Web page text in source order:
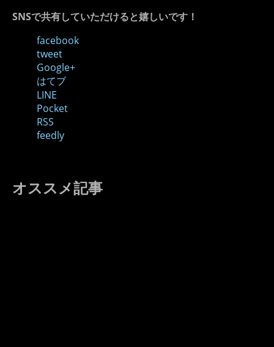
SNSで共有していただけると嬉しいです！
facebook
tweet
Google+
はてブ
LINE
Pocket
RSS
feedly
オススメ記事